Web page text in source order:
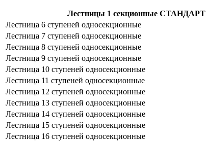
Лестницы 1 секционные СТАНДАРТ
Лестница 6 ступеней односекционные
Лестница 7 ступеней односекционные
Лестница 8 ступеней односекционные
Лестница 9 ступеней односекционные
Лестница 10 ступеней односекционные
Лестница 11 ступеней односекционные
Лестница 12 ступеней односекционные
Лестница 13 ступеней односекционные
Лестница 14 ступеней односекционные
Лестница 15 ступеней односекционные
Лестница 16 ступеней односекционные